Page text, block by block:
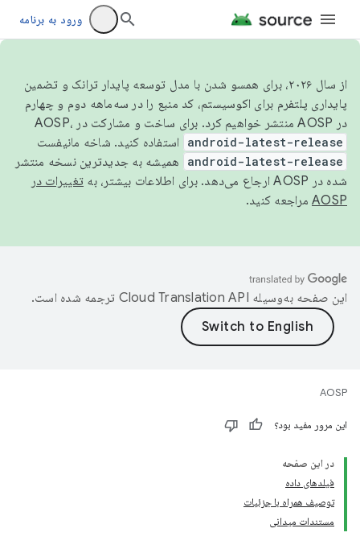
ورود به برنامه
از سال ۲۰۲۶، برای همسو شدن با مدل توسعه پایدار ترانک و تضمین
پایداری پلتفرم برای اکوسیستم، کد منبع را در سه‌ماهه دوم و چهارم
در AOSP منتشر خواهیم کرد. برای ساخت و مشارکت در AOSP،
android-latest-release استفاده کنید. شاخه مانیفست
android-latest-release
همیشه به جدیدترین نسخه منتشر
شده در AOSP ارجاع می‌دهد. برای اطلاعات بیشتر، به
تغییرات در
AOSP مراجعه کنید.
این صفحه به‌وسیله ترجمه شده است.
AOSP
این مرور مفید بود؟
در این صفحه
فیلدهای داده
توصیف همراه با جزئیات
مستندات میدانی